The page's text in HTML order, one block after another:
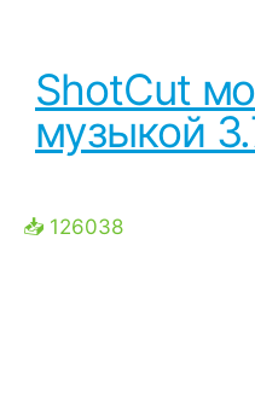
ShotCut
музыкой
📥 126038